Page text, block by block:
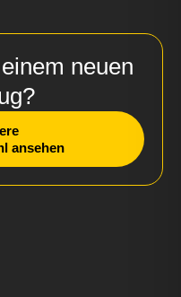
neuen
ansehen